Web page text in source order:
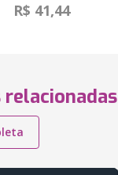
R$ 41,44
relacionadas